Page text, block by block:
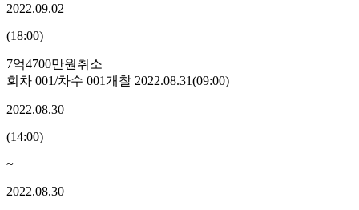
2022.09.02
(18:00)
7억4700만원 취소
회차 001/차수 001개찰 2022.08.31(09:00)
2022.08.30
(14:00)
~
2022.08.30